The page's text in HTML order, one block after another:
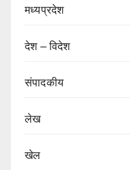
मध्यप्रदेश
देश – विदेश
संपादकीय
लेख
खेल